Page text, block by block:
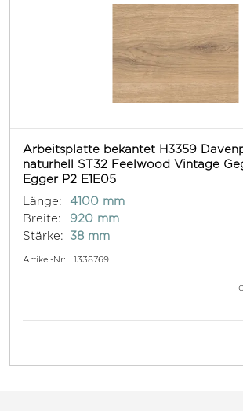
Arbeitsplatte bekantet H3359
naturhell ST32 Feelwood Vintage
Egger P2 E1E05
Länge:
4100 mm
Breite:
920 mm
Stärke:
38 mm
Artikel-Nr: 1338769